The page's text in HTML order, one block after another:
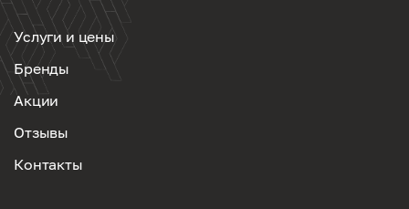
Услуги и цены
Бренды
Акции
Отзывы
Контакты